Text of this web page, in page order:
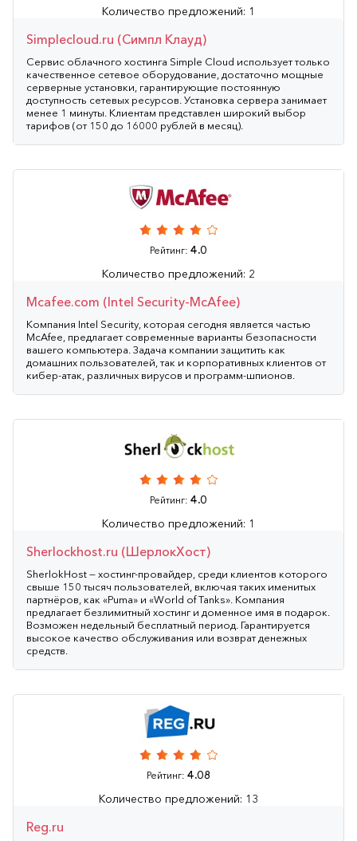
Количество предложений: 1
Simplecloud.ru (Cимпл Клауд)
Сервис облачного хостинга Simple Cloud использует только
качественное сетевое оборудование, достаточно мощные
серверные установки, гарантирующие постоянную
доступность сетевых ресурсов. Установка сервера занимает
менее 1 минуты. Клиентам представлен широкий выбор
тарифов (от 150 до 16000 рублей в месяц).
Рейтинг: 4.0
Количество предложений: 2
Mcafee.com (Intel Security-McAfee)
Компания Intel Security, которая сегодня является частью
McAfee, предлагает современные варианты безопасности
вашего компьютера. Задача компании защитить как
домашних пользователей, так и корпоративных клиентов от
кибер-атак, различных вирусов и программ-шпионов.
Рейтинг: 4.0
Количество предложений: 1
Sherlockhost.ru (ШерлокХост)
SherlokHost — хостинг-провайдер, среди клиентов которого
свыше 150 тысяч пользователей, включая таких именитых
партнёров, как «Puma» и «World of Tanks». Компания
предлагает безлимитный хостинг и доменное имя в подарок.
Возможен недельный бесплатный период. Гарантируется
высокое качество обслуживания или возврат денежных
средств.
Рейтинг: 4.08
Количество предложений: 13
Reg.ru